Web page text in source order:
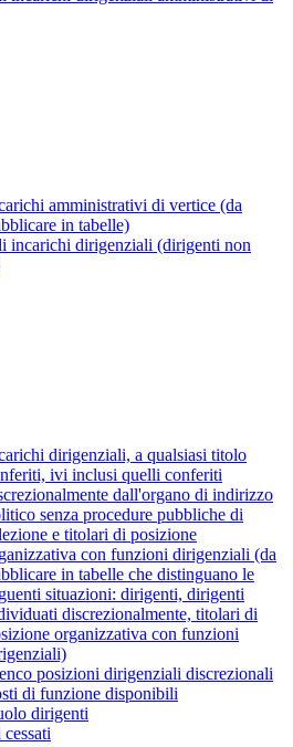
amministrativi di vertice (da
in tabelle)
incarichi dirigenziali (dirigenti non
dirigenziali, a qualsiasi titolo
ivi inclusi quelli conferiti
dall'organo di indirizzo
senza procedure pubbliche di
e titolari di posizione
con funzioni dirigenziali (da
in tabelle che distinguano le
situazioni: dirigenti, dirigenti
discrezionalmente, titolari di
organizzativa con funzioni
posizioni dirigenziali discrezionali
di funzione disponibili
dirigenti